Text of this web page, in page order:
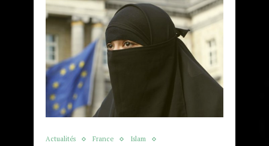
Actualités France
Islam